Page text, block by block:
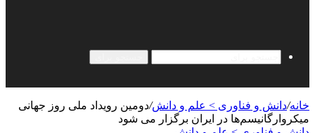
خانه/دانش و فناوری > علم و دانش/دومین رویداد ملی روز جهانی
میکروارگانیسم‌ها در ایران برگزار می شود